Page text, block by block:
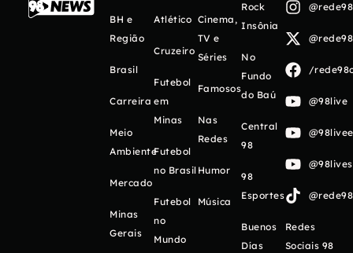
BH e
Região
Brasil
Carreira
Meio
Ambiente
Mercado
Minas
Gerais
Atlético
Cruzeiro
Futebol
em
Minas
Futebol
no Brasil
Futebol
no
Mundo
Cinema,
TV e
Séries
Famosos
Nas
Redes
Humor
Música
Rock
Insônia
No
Fundo
do Baú
Central
98
98
Esportes
Buenos
Días
/
@98live
Redes
Sociais 98